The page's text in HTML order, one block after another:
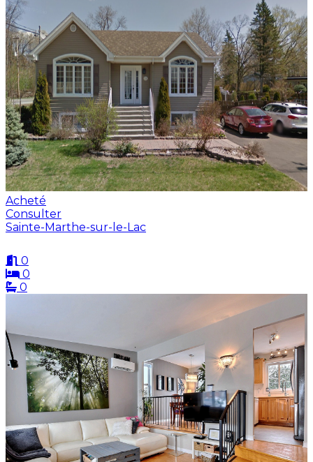
Acheté
Consulter
Sainte-Marthe-sur-le-Lac
0
0
0